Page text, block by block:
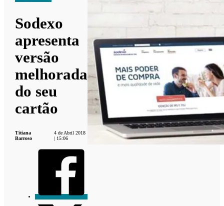
Sodexo
apresenta
versão
melhorada
do seu
cartão
Titiana
Barroso
4 de Abril 2018
| 15:06